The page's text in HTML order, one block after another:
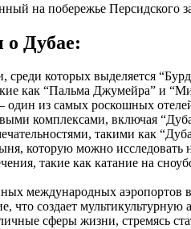
на побережье Персидского
Дубае:
которых выделяется
как “Пальма Джумейра” и
один из самых роскошных
комплексами, включая
такими как
которую можно
такие как катание на
международных аэропортов
создает мультикультурную
сферы жизни, стремясь